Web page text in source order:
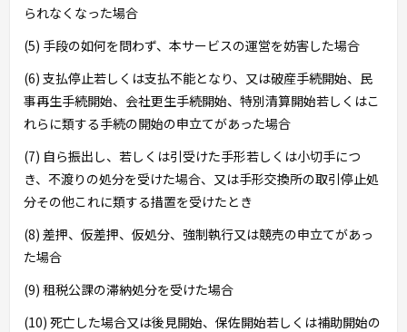
られなくなった場合
(5) 手段の如何を問わず、本サービスの運営を妨害した場合
(6) 支払停止若しくは支払不能となり、又は破産手続開始、民
事再生手続開始、会社更生手続開始、特別清算開始若しくはこ
れらに類する手続の開始の申立てがあった場合
(7) 自ら振出し、若しくは引受けた手形若しくは小切手につ
き、不渡りの処分を受けた場合、又は手形交換所の取引停止処
分その他これに類する措置を受けたとき
(8) 差押、仮差押、仮処分、強制執行又は競売の申立てがあっ
た場合
(9) 租税公課の滞納処分を受けた場合
(10) 死亡した場合又は後見開始、保佐開始若しくは補助開始の